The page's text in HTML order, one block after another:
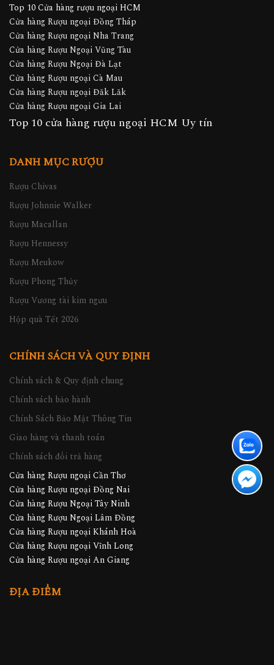
Top 10 Cửa hàng rượu ngoại HCM
Cửa hàng Rượu ngoại Đồng Tháp
Cửa hàng Rượu ngoại Nha Trang
Cửa hàng Rượu Ngoại Vũng Tàu
Cửa hàng Rượu Ngoại Đà Lạt
Cửa hàng Rượu ngoại Cà Mau
Cửa hàng Rượu ngoại Đăk Lăk
Cửa hàng Rượu ngoại Gia Lai
Top 10 cửa hàng rượu ngoại HCM Uy tín
DANH MỤC RƯỢU
Rượu Chivas
Rượu Johnnie Walker
Rượu Macallan
Rượu Hennessy
Rượu Meukow
Rượu Phong Thủy
Rượu Vương tài kim ngưu
Hộp quà Tết 2026
CHÍNH SÁCH VÀ QUY ĐỊNH
Chính sách & Quy định chung
Chính sách bảo hành
Chính Sách Bảo Mật Thông Tin
Giao hàng và thanh toán
Chính sách đổi trả hàng
Cửa hàng Rượu ngoại Cần Thơ
Cửa hàng Rượu ngoại Đồng Nai
Cửa hàng Rượu Ngoại Tây Ninh
Cửa hàng Rượu Ngoại Lâm Đồng
Cửa hàng Rượu ngoại Khánh Hoà
Cửa hàng Rượu ngoại Vĩnh Long
Cửa hàng Rượu ngoại An Giang
ĐỊA ĐIỂM